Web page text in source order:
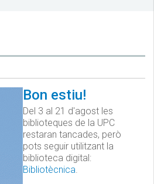
Bon estiu!
Del 3 al 21 d'agost les
biblioteques de la UPC
restaran tancades, però
pots seguir utilitzant la
biblioteca digital:
Bibliotècnica